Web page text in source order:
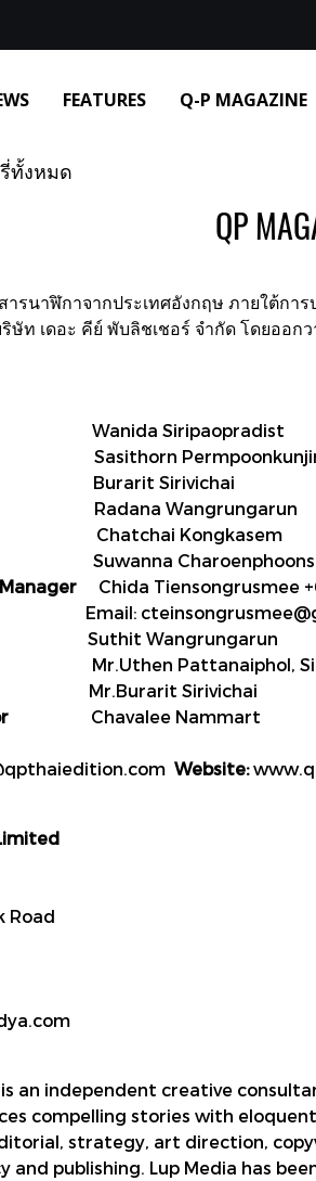
FEATURES Q-P MAGAZINE
ทั้งหมด
QP
ารนาฬิกาจากประเทศอังกฤษ ภายใต้ก
ษัท เดอะ คีย์ พับลิชเชอร์ จำกัด โดยออ
Siripaopradist
Sirivichai
Wangrungarun
Kongkasem
Chida Tiensongrusmee
Wangrungarun
Pattanaiphol, Sila
Sirivichai
Chavalee Nammart
Website:
Road
an independent creative
compelling stories with
strategy, art direction,
and publishing. Lup Media has